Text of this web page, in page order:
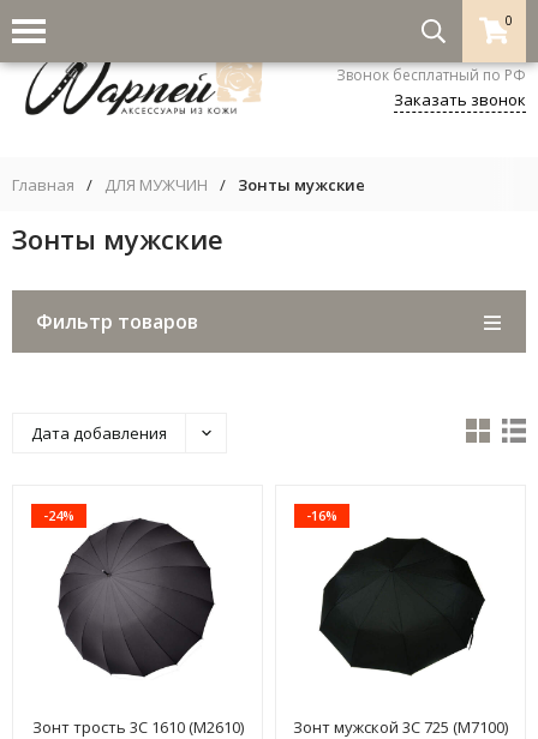
0
8-800-333-5530
Звонок бесплатный по РФ
Заказать звонок
Главная / ДЛЯ МУЖЧИН / Зонты мужские
Зонты мужские
Фильтр товаров
Дата добавления
-24%
Зонт трость 3C 1610 (М2610)
-16%
Зонт мужской 3C 725 (М7100)